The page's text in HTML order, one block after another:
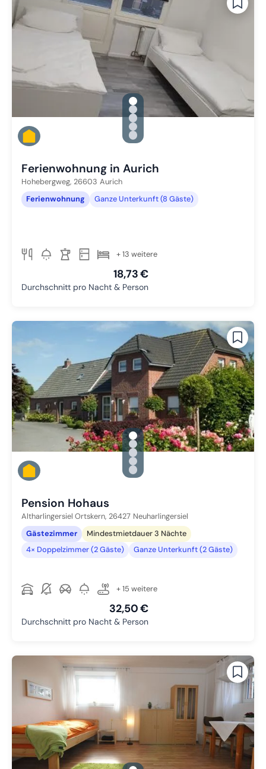
gallery.slide_selector
Zu Slide 1 wechseln
Zu Slide 2 wechseln
Zu Slide 3 wechseln
Zu Slide 4 wechseln
Zu Slide 5 wechseln
Ferienwohnung in Aurich
Hohebergweg, 26603 Aurich
Ferienwohnung
Ganze Unterkunft (8 Gäste)
+ 13 weitere
18,73 €
Durchschnitt pro Nacht & Person
gallery.slide_selector
Zu Slide 1 wechseln
Zu Slide 2 wechseln
Zu Slide 3 wechseln
Zu Slide 4 wechseln
Zu Slide 5 wechseln
Pension Hohaus
Altharlingersiel Ortskern, 26427 Neuharlingersiel
Gästezimmer
Mindestmietdauer 3 Nächte
4× Doppelzimmer (2 Gäste)
Ganze Unterkunft (2 Gäste)
+ 15 weitere
32,50 €
Durchschnitt pro Nacht & Person